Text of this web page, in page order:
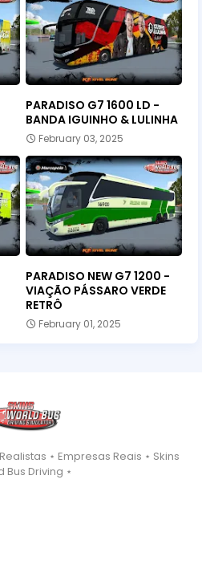
PARADISO G7 1600 LD -
BANDA IGUINHO & LULINHA
February 03, 2025
PARADISO NEW G7 1200 -
VIAÇÃO PÁSSARO VERDE
RETRÔ
February 01, 2025
⋆ Empresas Reais ⋆ Skins
Bus Driving ⋆